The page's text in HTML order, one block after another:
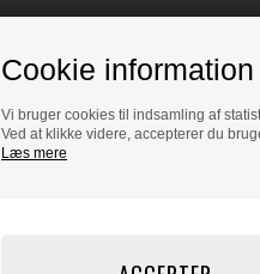
Cookie information
Vi bruger cookies til indsamling af
Ved at klikke videre, accepterer du
Læs mere